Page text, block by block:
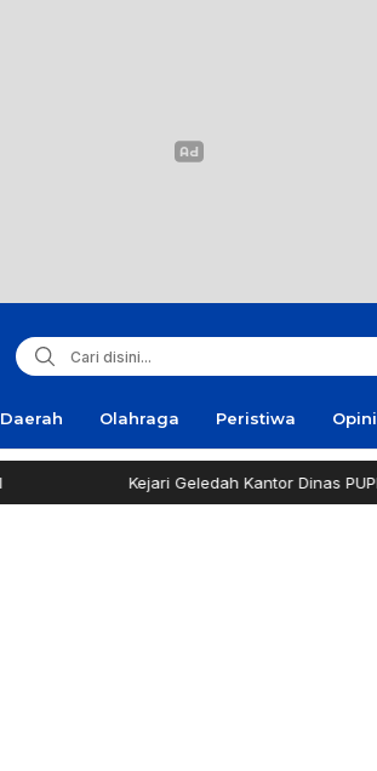
Daerah Olahraga Peristiwa Opini
Kejari Geledah Kantor Dinas PUPR Pamekasan